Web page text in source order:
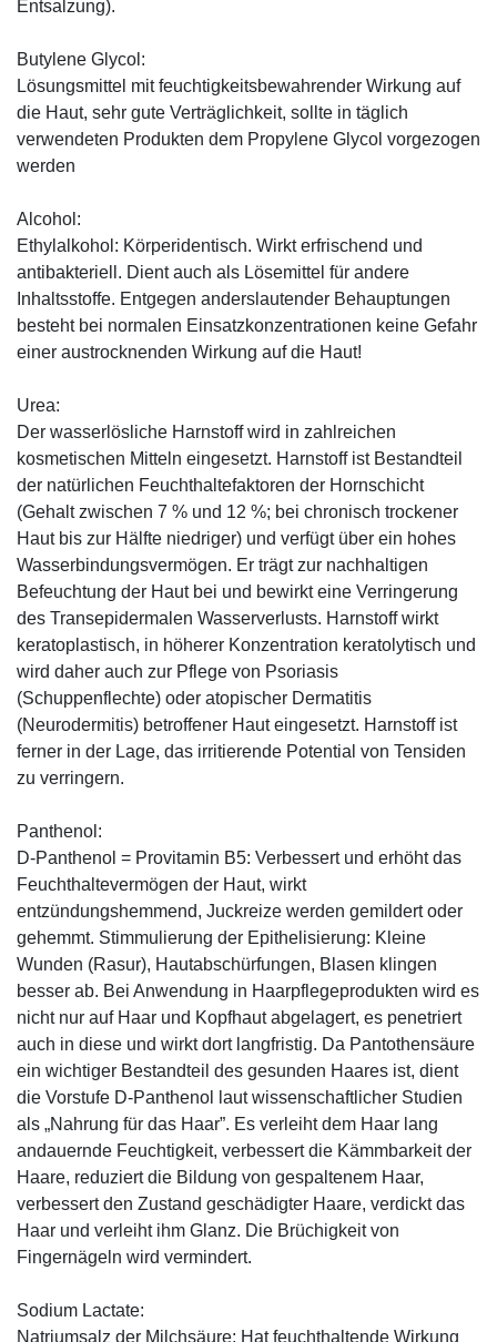
Entsalzung).
Butylene Glycol:
Lösungsmittel mit feuchtigkeitsbewahrender Wirkung auf
die Haut, sehr gute Verträglichkeit, sollte in täglich
verwendeten Produkten dem Propylene Glycol vorgezogen
werden
Alcohol:
Ethylalkohol: Körperidentisch. Wirkt erfrischend und
antibakteriell. Dient auch als Lösemittel für andere
Inhaltsstoffe. Entgegen anderslautender Behauptungen
besteht bei normalen Einsatzkonzentrationen keine Gefahr
einer austrocknenden Wirkung auf die Haut!
Urea:
Der wasserlösliche Harnstoff wird in zahlreichen
kosmetischen Mitteln eingesetzt. Harnstoff ist Bestandteil
der natürlichen Feuchthaltefaktoren der Hornschicht
(Gehalt zwischen 7 % und 12 %; bei chronisch trockener
Haut bis zur Hälfte niedriger) und verfügt über ein hohes
Wasserbindungsvermögen. Er trägt zur nachhaltigen
Befeuchtung der Haut bei und bewirkt eine Verringerung
des Transepidermalen Wasserverlusts. Harnstoff wirkt
keratoplastisch, in höherer Konzentration keratolytisch und
wird daher auch zur Pflege von Psoriasis
(Schuppenflechte) oder atopischer Dermatitis
(Neurodermitis) betroffener Haut eingesetzt. Harnstoff ist
ferner in der Lage, das irritierende Potential von Tensiden
zu verringern.
Panthenol:
D-Panthenol = Provitamin B5: Verbessert und erhöht das
Feuchthaltevermögen der Haut, wirkt
entzündungshemmend, Juckreize werden gemildert oder
gehemmt. Stimmulierung der Epithelisierung: Kleine
Wunden (Rasur), Hautabschürfungen, Blasen klingen
besser ab. Bei Anwendung in Haarpflegeprodukten wird es
nicht nur auf Haar und Kopfhaut abgelagert, es penetriert
auch in diese und wirkt dort langfristig. Da Pantothensäure
ein wichtiger Bestandteil des gesunden Haares ist, dient
die Vorstufe D-Panthenol laut wissenschaftlicher Studien
als „Nahrung für das Haar”. Es verleiht dem Haar lang
andauernde Feuchtigkeit, verbessert die Kämmbarkeit der
Haare, reduziert die Bildung von gespaltenem Haar,
verbessert den Zustand geschädigter Haare, verdickt das
Haar und verleiht ihm Glanz. Die Brüchigkeit von
Fingernägeln wird vermindert.
Sodium Lactate:
Natriumsalz der Milchsäure: Hat feuchthaltende Wirkung